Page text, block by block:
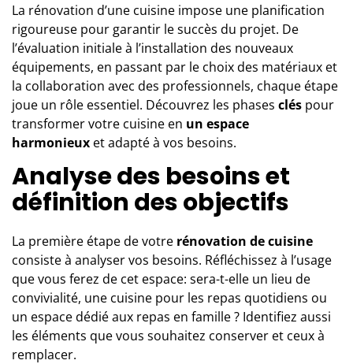
La rénovation d’une cuisine impose une planification
rigoureuse pour garantir le succès du projet. De
l’évaluation initiale à l’installation des nouveaux
équipements, en passant par le choix des matériaux et
la collaboration avec des professionnels, chaque étape
joue un rôle essentiel. Découvrez les phases clés pour
transformer votre cuisine en un espace
harmonieux et adapté à vos besoins.
Analyse des besoins et
définition des objectifs
La première étape de votre rénovation de cuisine
consiste à analyser vos besoins. Réfléchissez à l’usage
que vous ferez de cet espace: sera-t-elle un lieu de
convivialité, une cuisine pour les repas quotidiens ou
un espace dédié aux repas en famille ? Identifiez aussi
les éléments que vous souhaitez conserver et ceux à
remplacer.